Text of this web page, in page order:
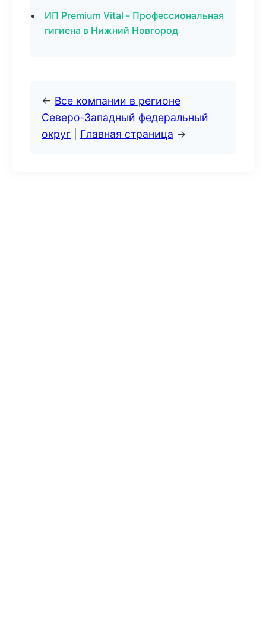
ИП Premium Vital - Профессиональная
гигиена в Нижний Новгород
← Все компании в регионе
Северо-Западный федеральный
округ
Главная страница →